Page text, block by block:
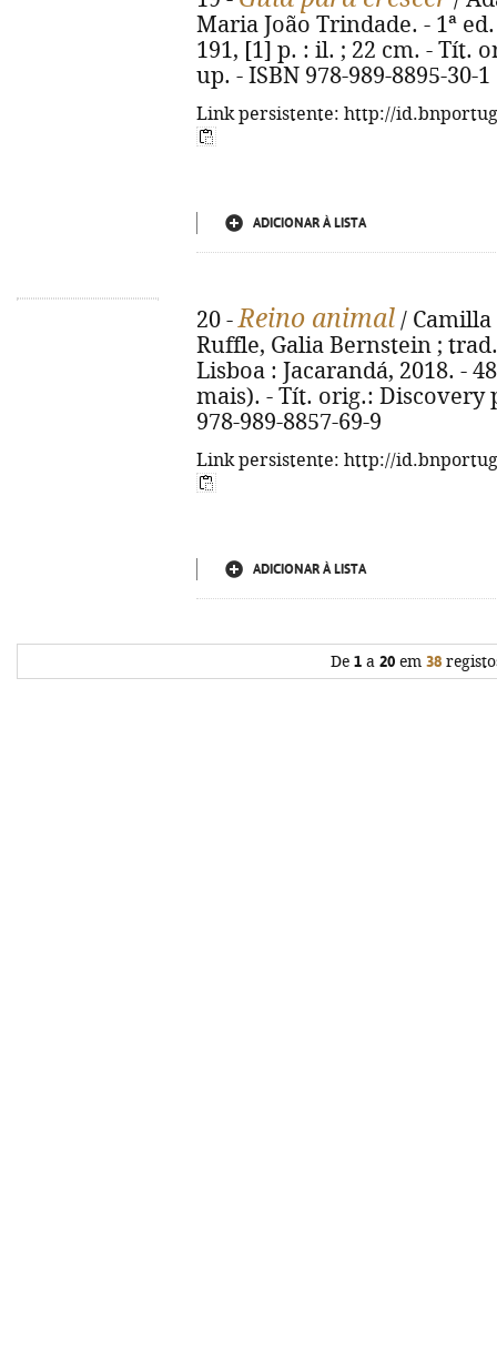
Maria João Trindade. - 1ª
191, [1] p. : il. ; 22 cm. - Tít.
up. - ISBN 978-989-8895-30-1
Link persistente: http://
ADICIONAR À LISTA
20 -Reino animal /
Ruffle, Galia Bernstein ;
Lisboa : Jacarandá, 2018. -
mais). - Tít. orig.: Discovery
978-989-8857-69-9
Link persistente: http://
ADICIONAR À LISTA
De 1a 20em 38